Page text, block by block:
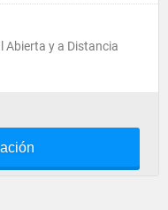
Abierta y a Distancia